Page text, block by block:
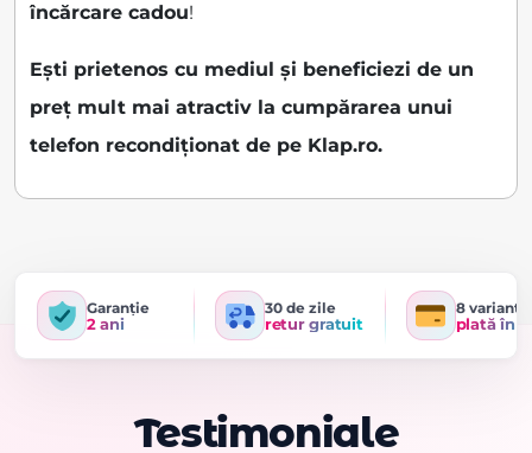
încărcare cadou!
Ești prietenos cu mediul și beneficiezi de un
preț mult mai atractiv la cumpărarea unui
telefon recondiționat de pe Klap.ro.
Garanție
2 ani
30 de zile
retur gratuit
8 variante
plată în
Testimoniale